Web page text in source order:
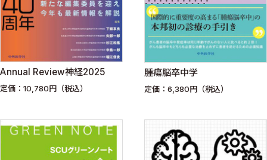
Annual Review神経2025
定価：10,780円（税込）
腫瘍脳卒中学
定価：6,380円（税込）